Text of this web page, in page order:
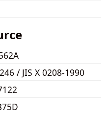
/ JIS X 0208-1990